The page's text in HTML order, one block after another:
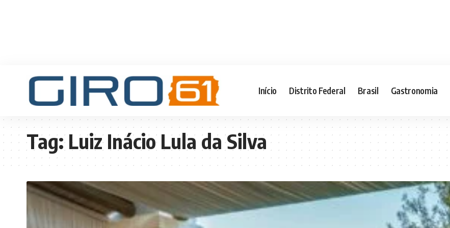
Início Distrito Federal Brasil Gastronomia
Tag:Luiz Inácio Lula da Silva